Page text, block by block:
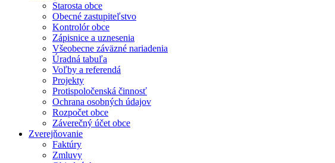
Starosta obce
Obecné zastupiteľstvo
Kontrolór obce
Zápisnice a uznesenia
Všeobecne záväzné nariadenia
Úradná tabuľa
Voľby a referendá
Projekty
Protispoločenská činnosť
Ochrana osobných údajov
Rozpočet obce
Záverečný účet obce
Zverejňovanie
Faktúry
Zmluvy